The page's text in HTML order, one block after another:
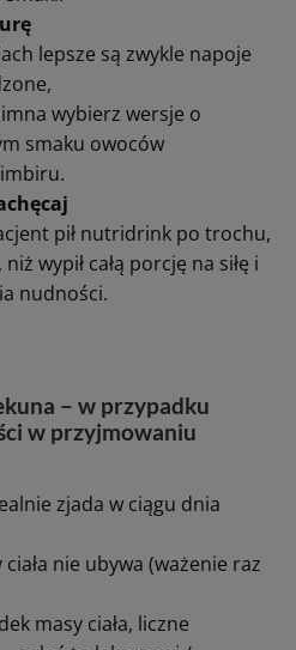
posiłków wybierz 5–7
nutridrinki między nimi.
(125 ml) jest
niż duża porcja
smaki nutridrinków
polskim rynku jest wiele
rozgrzewający smak
i imbiru itp.
pacjent toleruje tylko
lepsze są zwykle napoje